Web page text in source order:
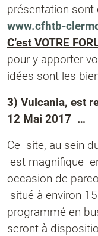
présentation sont
www.cfhtb-
C’est VOTRE
pour y apporter
idées sont les
3) Vulcania, est
12 Mai 2017 …
Ce site, au sein
est magnifique
occasion de
situé à environ
programmé en
seront à